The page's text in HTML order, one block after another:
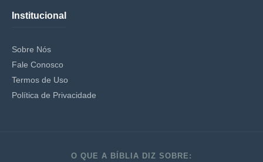
Institucional
Sobre Nós
Fale Conosco
Termos de Uso
Política de Privacidade
O QUE A BÍBLIA DIZ SOBRE: